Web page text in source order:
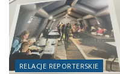
RELACJE REPORTERSKIE